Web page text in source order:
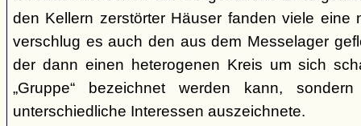
den Kellern zerstörter Häuser fanden viele eine
verschlug es auch den aus dem Messelager
der dann einen heterogenen Kreis um sich
„Gruppe“ bezeichnet werden kann,
unterschiedliche Interessen auszeichnete.